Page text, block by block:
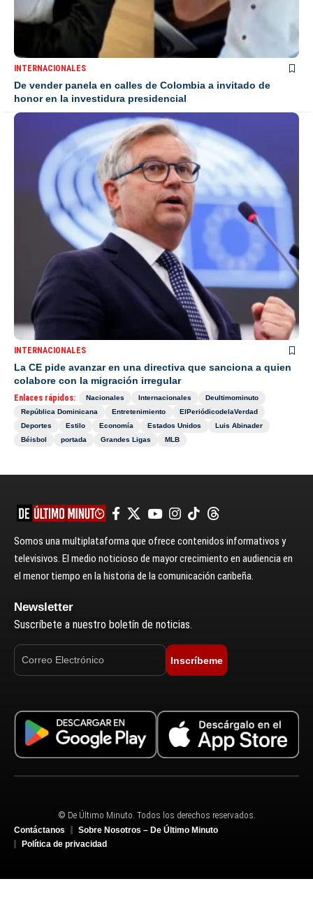
INTERNACIONALES
De vender panela en calles de Colombia a invitado de
honor en la investidura presidencial
INTERNACIONALES
La CE pide avanzar en una directiva que sanciona a quien
colabore con la migración irregular
Enlaces rápidos: Nacionales Internacionales
Deultimominuto
República Dominicana
Entretenimiento
ElPeriódicodelaVerdad
Deportes
Estilo Economía Estados Unidos
Luis Abinader
Béisbol
portada Grandes Ligas MLB
Somos una multiplataforma que ofrece contenidos informativos y
televisivos. El medio noticioso de mayor crecimiento en audiencia en
el menor tiempo en la historia de la comunicación caribeña.
Newsletter
Suscríbete a nuestro boletín de noticias.
Inscríbeme
© De Último Minuto. Todos los derechos reservados.
Contáctanos
Sobre Nosotros – De Último Minuto
Política de privacidad